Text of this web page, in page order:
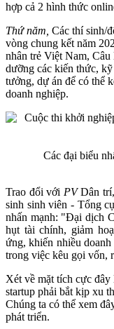
hợp cả 2 hình thức
Thứ năm, Các thí sinh/
vòng chung kết năm
nhân trẻ Việt Nam,
dưỡng các kiến thức,
tưởng, dự án để có thể
doanh nghiệp.
Các đại biểu
Trao đổi với PVDân
sinh sinh viên - Tổng
nhấn mạnh: "Đại dịch
hụt tài chính, giảm
ứng, khiến nhiều
trong việc kêu gọi vốn,
Xét về mặt tích cực
startup phải bắt kịp xu
Chúng ta có thể xem
phát triển.